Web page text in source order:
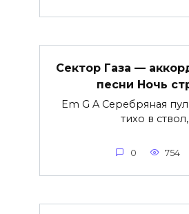
Сектор Газа —
песни Ночь
Em G A Серебряная
тихо в ствол,
0 754